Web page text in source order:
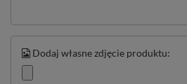
Dodaj własne zdjęcie produktu: